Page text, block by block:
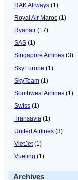
RAK AIrways (1)
Royal Air Maroc (1)
Ryanair (17)
SAS (1)
Singapore Airlines (3)
SkyEurope (1)
SkyTeam (1)
Southwest Airlines (1)
Swiss (1)
Transavia (1)
United Airlines (3)
VietJet(1)
Vueling (1)
Archives